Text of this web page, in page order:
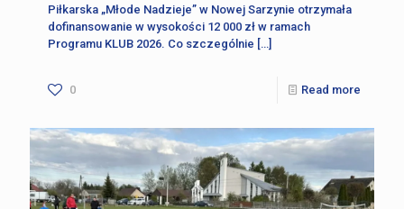
Piłkarska „Młode Nadzieje” w Nowej Sarzynie otrzymała
dofinansowanie w wysokości 12 000 zł w ramach
Programu KLUB 2026. Co szczególnie […]
0 Read more